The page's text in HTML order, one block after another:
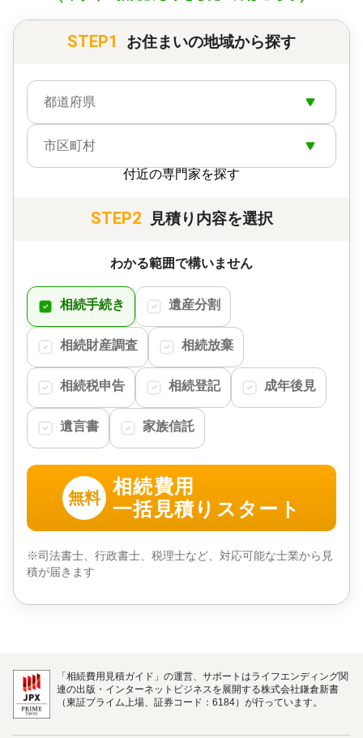
STEP1 お住まいの地域から探す
都道府県
市区町村
付近の専門家を探す
STEP2 見積り内容を選択
わかる範囲で構いません
相続手続き 遺産分割
相続財産調査 相続放棄
相続税申告 相続登記 成年後見
遺言書 家族信託
無料
相続費用
一括見積りスタート
※司法書士、行政書士、税理士など、対応可能な士業から見
積が届きます
「相続費用見積ガイド」の運営、サポートはライフエンディング関
連の出版・インターネットビジネスを展開する株式会社鎌倉新書
（東証プライム上場、証券コード：6184）が行っています。